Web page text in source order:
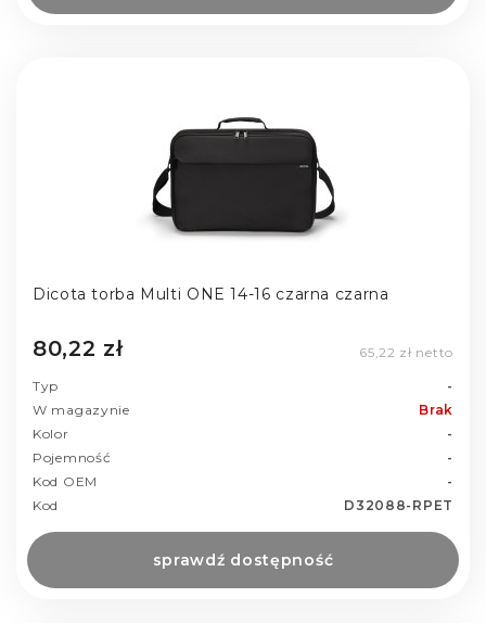
Dicota torba Multi ONE 14-16 czarna czarna
80,22 zł 65,22 zł netto
Typ
-
W magazynie
Brak
Kolor
-
Pojemność
-
Kod OEM
-
Kod
D32088-RPET
sprawdź dostępność